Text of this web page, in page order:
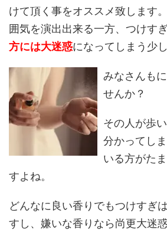
けて頂く事をオススメ致します
囲気を演出出来る一方、つけす
方には大迷惑になってしまう少
みなさんも
せんか？
その人が歩
分かってし
いる方がた
すよね。
どんなに良い香りでもつけすぎ
すし、嫌いな香りなら尚更大迷